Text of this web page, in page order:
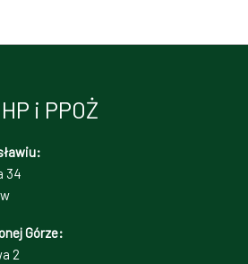
i PPOŻ
34
Górze:
2